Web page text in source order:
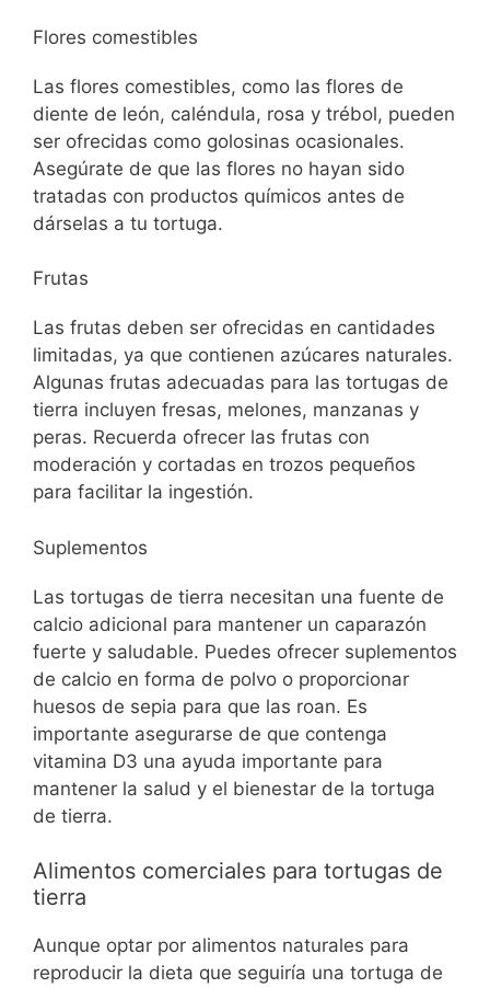
Flores comestibles
Las flores comestibles, como las flores de
diente de león, caléndula, rosa y trébol, pueden
ser ofrecidas como golosinas ocasionales.
Asegúrate de que las flores no hayan sido
tratadas con productos químicos antes de
dárselas a tu tortuga.
Frutas
Las frutas deben ser ofrecidas en cantidades
limitadas, ya que contienen azúcares naturales.
Algunas frutas adecuadas para las tortugas de
tierra incluyen fresas, melones, manzanas y
peras. Recuerda ofrecer las frutas con
moderación y cortadas en trozos pequeños
para facilitar la ingestión.
Suplementos
Las tortugas de tierra necesitan una fuente de
calcio adicional para mantener un caparazón
fuerte y saludable. Puedes ofrecer suplementos
de calcio en forma de polvo o proporcionar
huesos de sepia para que las roan. Es
importante asegurarse de que contenga
vitamina D3 una ayuda importante para
mantener la salud y el bienestar de la tortuga
de tierra.
Alimentos comerciales para tortugas de
tierra
Aunque optar por alimentos naturales para
reproducir la dieta que seguiría una tortuga de